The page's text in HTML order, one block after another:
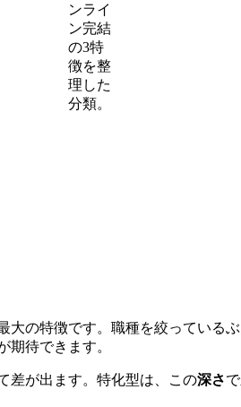
ンライ
ン完結
の3特
徴を整
理した
分類。
大の特徴です。職種を絞っている
期待できます。
差が出ます。特化型は、この深さ